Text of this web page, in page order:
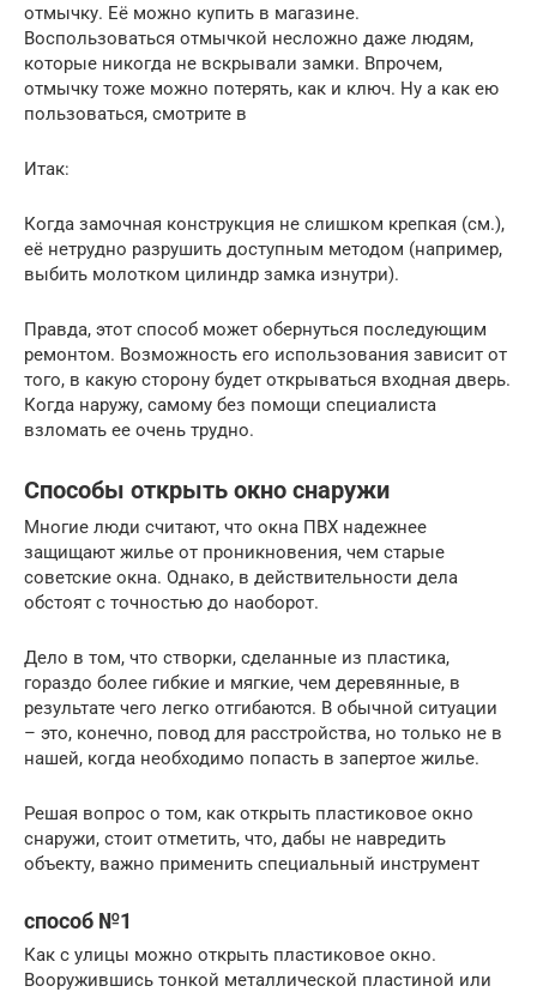
отмычку. Её можно купить в магазине.
Воспользоваться отмычкой несложно даже людям,
которые никогда не вскрывали замки. Впрочем,
отмычку тоже можно потерять, как и ключ. Ну а как ею
пользоваться, смотрите в
Итак:
Когда замочная конструкция не слишком крепкая (см.),
её нетрудно разрушить доступным методом (например,
выбить молотком цилиндр замка изнутри).
Правда, этот способ может обернуться последующим
ремонтом. Возможность его использования зависит от
того, в какую сторону будет открываться входная дверь.
Когда наружу, самому без помощи специалиста
взломать ее очень трудно.
Способы открыть окно снаружи
Многие люди считают, что окна ПВХ надежнее
защищают жилье от проникновения, чем старые
советские окна. Однако, в действительности дела
обстоят с точностью до наоборот.
Дело в том, что створки, сделанные из пластика,
гораздо более гибкие и мягкие, чем деревянные, в
результате чего легко отгибаются. В обычной ситуации
– это, конечно, повод для расстройства, но только не в
нашей, когда необходимо попасть в запертое жилье.
Решая вопрос о том, как открыть пластиковое окно
снаружи, стоит отметить, что, дабы не навредить
объекту, важно применить специальный инструмент
способ №1
Как с улицы можно открыть пластиковое окно.
Вооружившись тонкой металлической пластиной или